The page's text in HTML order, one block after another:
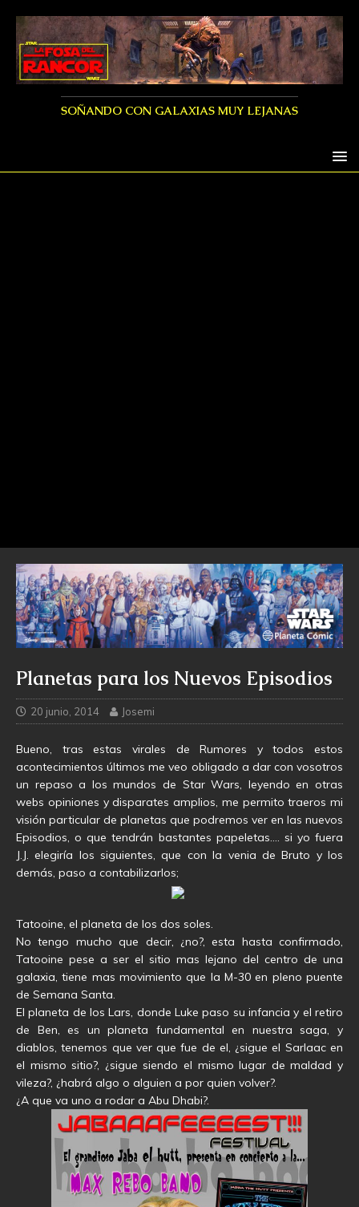
SOÑANDO CON GALAXIAS MUY LEJANAS
Planetas para los Nuevos Episodios
20 junio, 2014 Josemi
Bueno, tras estas virales de Rumores y todos estos
acontecimientos últimos me veo obligado a dar con vosotros
un repaso a los mundos de Star Wars, leyendo en otras
webs opiniones y disparates amplios, me permito traeros mi
visión particular de planetas que podremos ver en las nuevos
Episodios, o que tendrán bastantes papeletas…. si yo fuera
J.J. elegiría los siguientes, que con la venia de Bruto y los
demás, paso a contabilizarlos;
Tatooine, el planeta de los dos soles.
No tengo mucho que decir, ¿no?, esta hasta confirmado,
Tatooine pese a ser el sitio mas lejano del centro de una
galaxia, tiene mas movimiento que la M-30 en pleno puente
de Semana Santa.
El planeta de los Lars, donde Luke paso su infancia y el retiro
de Ben, es un planeta fundamental en nuestra saga, y
diablos, tenemos que ver que fue de el, ¿sigue el Sarlaac en
el mismo sitio?, ¿sigue siendo el mismo lugar de maldad y
vileza?, ¿habrá algo o alguien a por quien volver?.
¿A que va uno a rodar a Abu Dhabi?.